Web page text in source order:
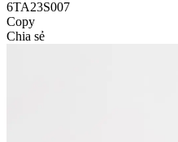
6TA23S007
Copy
Chia sẻ